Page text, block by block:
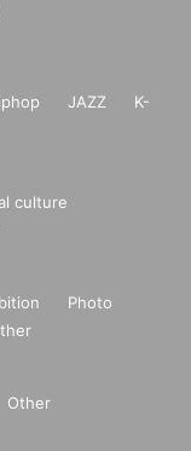
JAZZ
K-
culture
Photo
Other